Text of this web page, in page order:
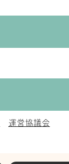
運営協議会